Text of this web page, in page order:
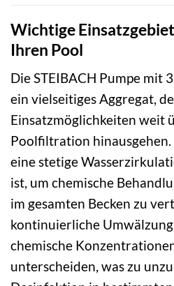
Wichtige
Ihren Pool
Die STEIBACH Pumpe mit
ein vielseitiges Aggregat,
Einsatzmöglichkeiten weit
Poolfiltration
eine stetige
ist, um chemische
im gesamten Becken zu
kontinuierliche
chemische
unterscheiden, was zu